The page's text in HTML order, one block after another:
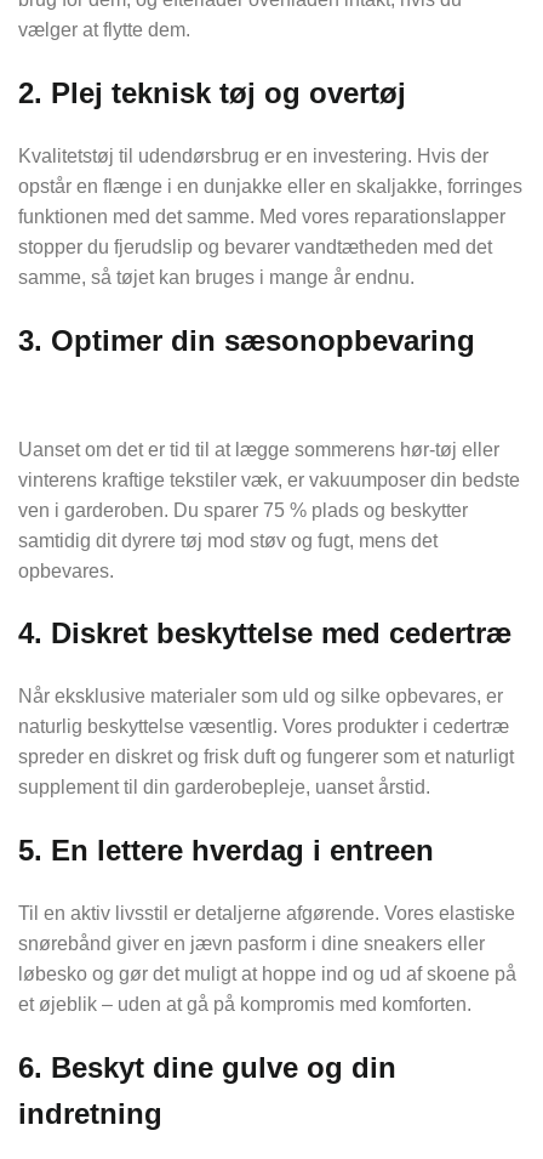
vælger at flytte dem.
2. Plej teknisk tøj og overtøj
Kvalitetstøj til udendørsbrug er en investering. Hvis der
opstår en flænge i en dunjakke eller en skaljakke, forringes
funktionen med det samme. Med vores reparationslapper
stopper du fjerudslip og bevarer vandtætheden med det
samme, så tøjet kan bruges i mange år endnu.
3. Optimer din sæsonopbevaring
Uanset om det er tid til at lægge sommerens hør-tøj eller
vinterens kraftige tekstiler væk, er vakuumposer din bedste
ven i garderoben. Du sparer 75 % plads og beskytter
samtidig dit dyrere tøj mod støv og fugt, mens det
opbevares.
4. Diskret beskyttelse med cedertræ
Når eksklusive materialer som uld og silke opbevares, er
naturlig beskyttelse væsentlig. Vores produkter i cedertræ
spreder en diskret og frisk duft og fungerer som et naturligt
supplement til din garderobepleje, uanset årstid.
5. En lettere hverdag i entreen
Til en aktiv livsstil er detaljerne afgørende. Vores elastiske
snørebånd giver en jævn pasform i dine sneakers eller
løbesko og gør det muligt at hoppe ind og ud af skoene på
et øjeblik – uden at gå på kompromis med komforten.
6. Beskyt dine gulve og din
indretning